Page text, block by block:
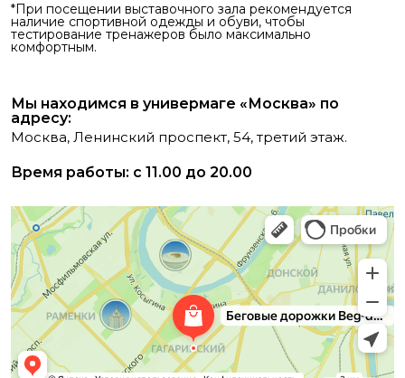
*При посещении выставочного зала рекомендуется
наличие спортивной одежды и обуви, чтобы
тестирование тренажеров было максимально
комфортным.
Мы находимся в универмаге «Москва» по
адресу:
Москва, Ленинский проспект, 54, третий этаж.
Время работы: с 11.00 до 20.00